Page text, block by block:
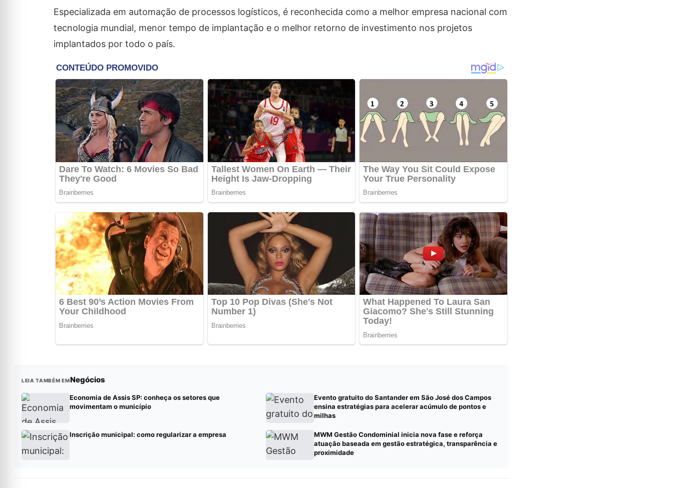
Especializada em automação de processos logísticos, é reconhecida como a melhor empresa nacional com
tecnologia mundial, menor tempo de implantação e o melhor retorno de investimento nos projetos
implantados por todo o país.
LEIA TAMBÉM EMNegócios
Economia de Assis SP: conheça os setores que
movimentam o município
Evento gratuito do Santander em São José dos Campos
ensina estratégias para acelerar acúmulo de pontos e
milhas
Inscrição municipal: como regularizar a empresa
MWM Gestão Condominial inicia nova fase e reforça
atuação baseada em gestão estratégica, transparência e
proximidade